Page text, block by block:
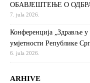
ОБАВЈЕШТЕЊЕ О
7. jula 2026.
Конференција „Здравље
умјетности Републике
6. jula 2026.
ARHIVE